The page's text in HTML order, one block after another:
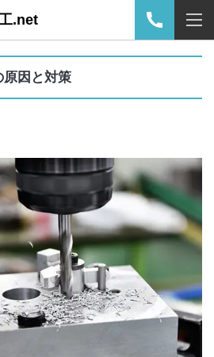
.net
因と対策